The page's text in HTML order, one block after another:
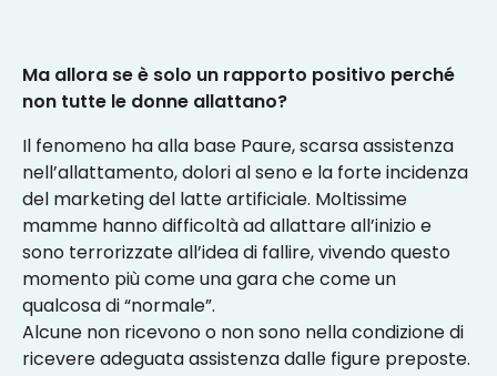
Ma allora se è solo un rapporto positivo perché
non tutte le donne allattano?
Il fenomeno ha alla base Paure, scarsa assistenza
nell’allattamento, dolori al seno e la forte incidenza
del marketing del latte artificiale. Moltissime
mamme hanno difficoltà ad allattare all’inizio e
sono terrorizzate all’idea di fallire, vivendo questo
momento più come una gara che come un
qualcosa di “normale”.
Alcune non ricevono o non sono nella condizione di
ricevere adeguata assistenza dalle figure preposte.